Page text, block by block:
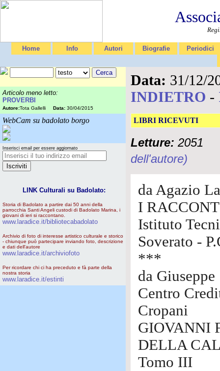
Home Info Autori Biografie Periodici
Articolo meno letto:
PROVERBI
Autore:Tota Gallelli Data: 30/04/2015
WebCam su badolato borgo
Inserisci email per essere aggiornato
LINK Culturali su Badolato:
Storia di Badolato a partire dai 50 anni della
parrocchia Santi Angeli custodi di Badolato Marina, i
giovani di ieri si raccontano.
www.laradice.it/bibliotecabadolato
Archivio di foto di interesse artistico culturale e storico
- chiunque può partecipare inviando foto, descrizione
e dati dell'autore
www.laradice.it/archiviofoto
Per ricordare chi ci ha preceduto e fà parte della
nostra storia
www.laradice.it/estinti
Data: 31/12/
INDIETRO -
LIBRI RICEVUTI
Letture: 2051
dell'autore)
da Agazio
I
Istituto
Soverato -
***
da
Centro
Cropani
GIOVANNI
DELLA
Tomo III